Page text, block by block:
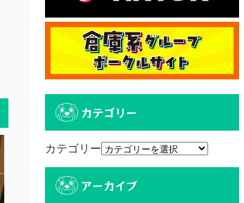
カテゴリー
カテゴリー
アーカイブ